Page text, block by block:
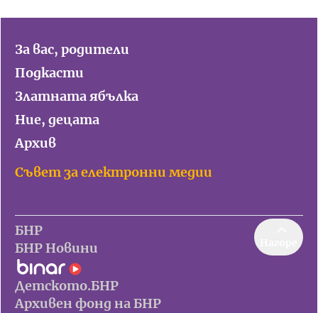
За вас, родители
Подкасти
Златната ябълка
Ние, децата
Архив
Съвет за електронни медии
БНР
БНР Новини
Детското.БНР
Архивен фонд на БНР